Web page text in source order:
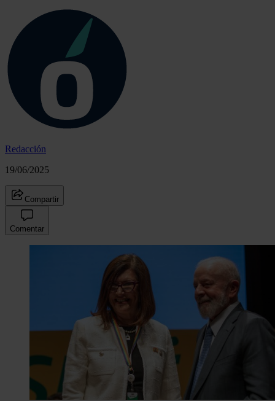
Redacción
19/06/2025
Compartir
Comentar